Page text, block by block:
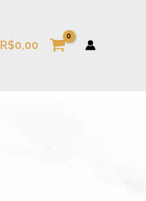
R$0,00